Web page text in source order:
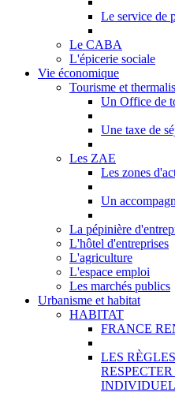
Le service de
Le CABA
L'épicerie sociale
Vie économique
Tourisme et
Un Office de
Une taxe de
Les ZAE
Les zones
Un
La pépinière
L'hôtel d'entreprises
L'agriculture
L'espace emploi
Les marchés publics
Urbanisme et habitat
HABITAT
FRANCE
LES